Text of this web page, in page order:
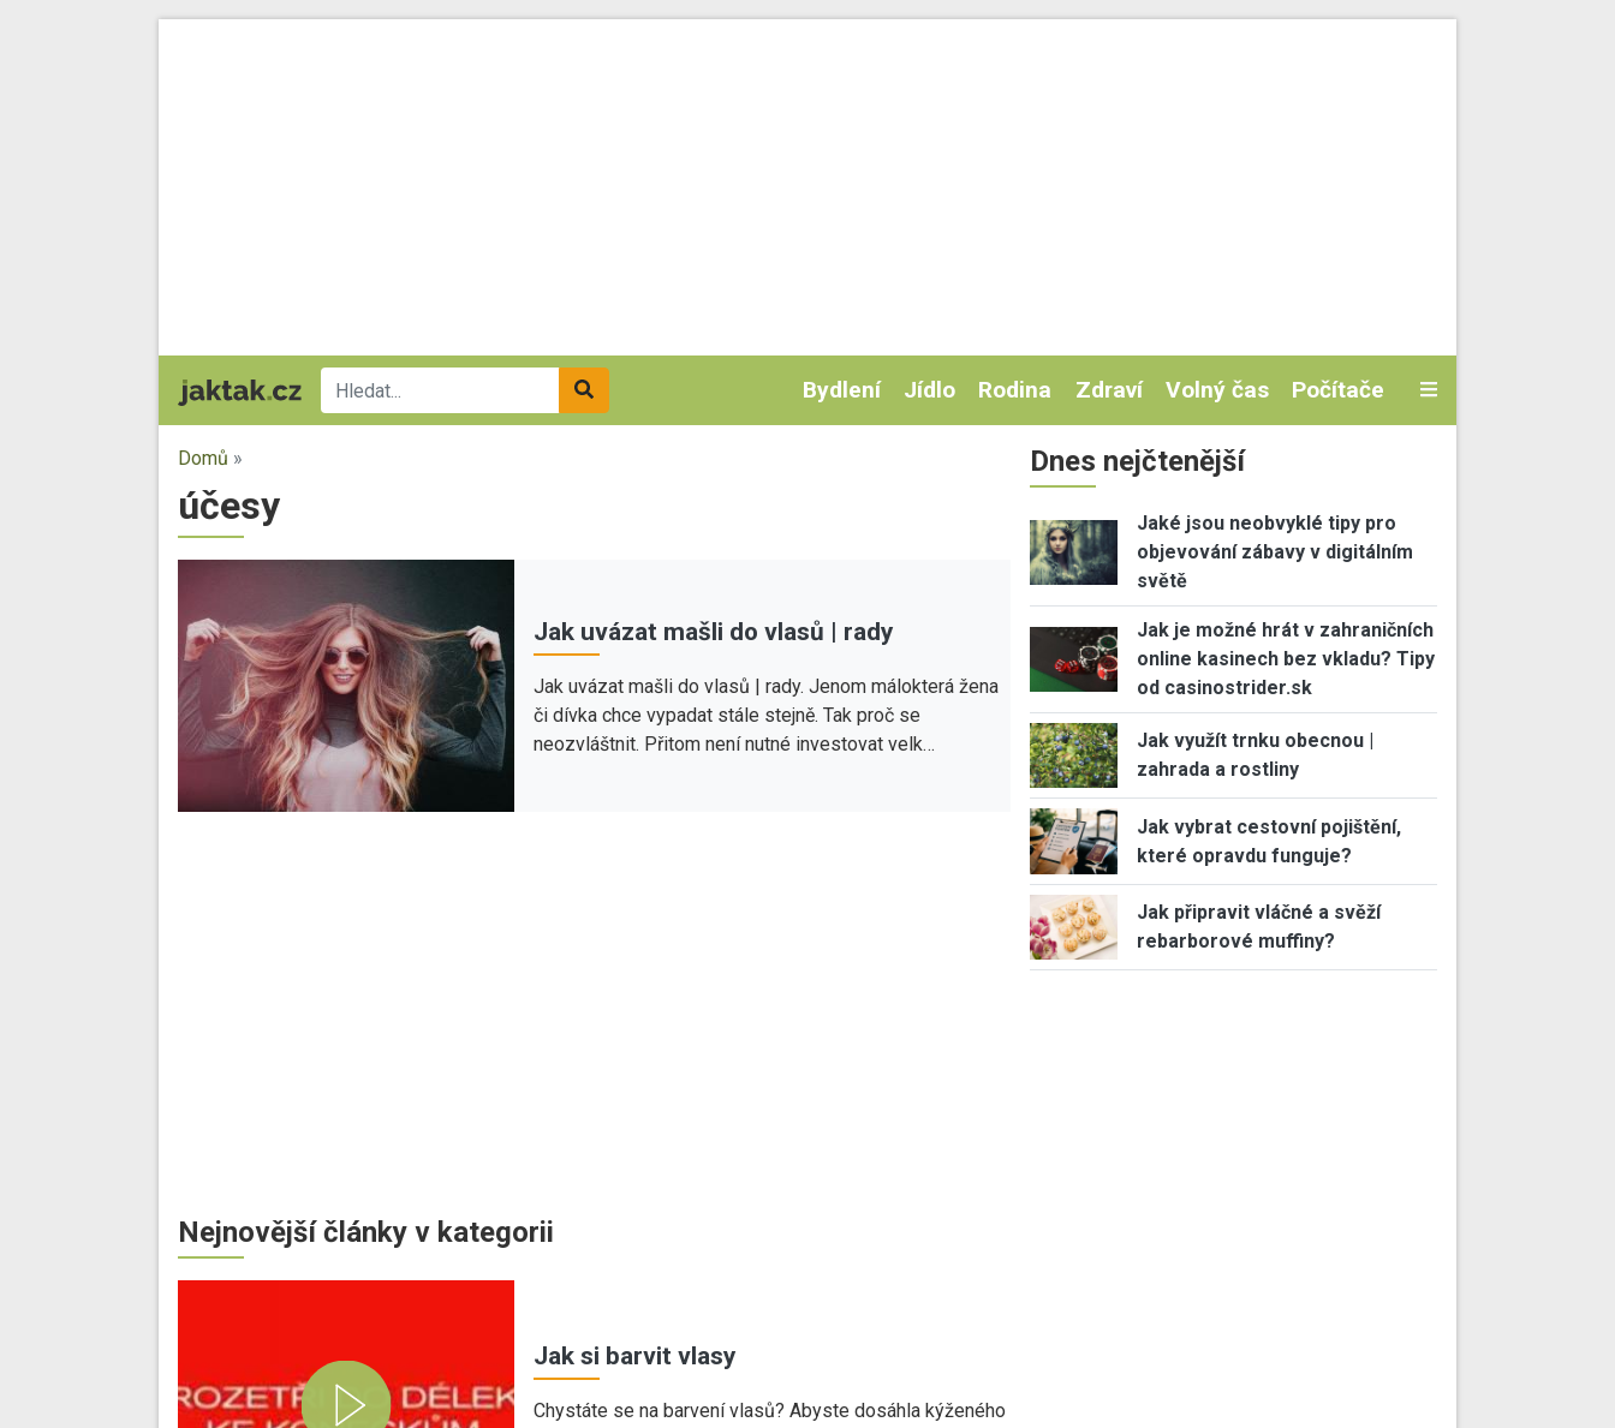
Bydlení Jídlo Rodina Zdraví Volný čas Počítače
Domů »
účesy
Jak uvázat mašli do vlasů | rady
Jak uvázat mašli do vlasů | rady. Jenom málokterá žena
či dívka chce vypadat stále stejně. Tak proč se
neozvláštnit. Přitom není nutné investovat velk…
Nejnovější články v kategorii
Jak si barvit vlasy
Chystáte se na barvení vlasů? Abyste dosáhla kýženého
Dnes nejčtenější
Jaké jsou neobvyklé tipy pro
objevování zábavy v digitálním
světě
Jak je možné hrát v zahraničních
online kasinech bez vkladu? Tipy
od casinostrider.sk
Jak využít trnku obecnou |
zahrada a rostliny
Jak vybrat cestovní pojištění,
které opravdu funguje?
Jak připravit vláčné a svěží
rebarborové muffiny?